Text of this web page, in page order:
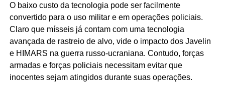
O baixo custo da tecnologia pode ser facilmente
convertido para o uso militar e em operações policiais.
Claro que mísseis já contam com uma tecnologia
avançada de rastreio de alvo, vide o impacto dos Javelin
e HIMARS na guerra russo-ucraniana. Contudo, forças
armadas e forças policiais necessitam evitar que
inocentes sejam atingidos durante suas operações.